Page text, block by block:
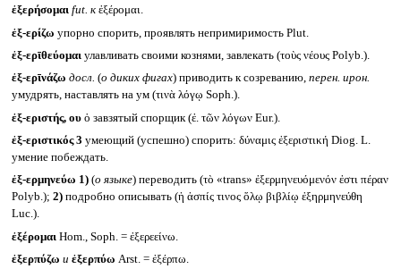
ἐξερήσομαι fut. кἐξέρομαι.
ἐξ-ερίζω упорно спорить, проявлять непримиримость Plut.
ἐξ-ερῑθεύομαι улавливать своими кознями, завлекать (τοὺς νέους Polyb.).
ἐξ-ερῑνάζω досл. (о диких фигах) приводить к созреванию, перен. ирон.
умудрять, наставлять на ум (τινὰ λόγῳ Soph.).
ἐξ-εριστής, ουὁ завзятый спорщик (ἐ. τῶν λόγων Eur.).
ἐξ-εριστικός 3 умеющий (успешно) спорить: δύναμις ἐξεριστική Diog. L.
умение побеждать.
ἐξ-ερμηνεύω 1)(о языке) переводить (τὸ «trans» ἐξερμηνευόμενόν ἐστι πέραν
Polyb.); 2)подробно описывать (ἡ ἀσπίς τινος ὅλῳ βιβλίῳ ἐξηρμηνεύθη
Luc.).
ἐξέρομαι Hom., Soph. = ἐξερεείνω.
ἐξερπύζω и ἐξερπύω Arst. = ἐξέρπω.